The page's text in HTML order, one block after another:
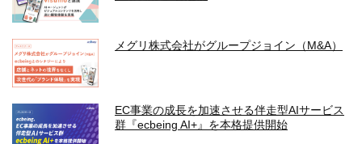
メグリ株式会社がグループジョイン（M&A）
EC事業の成長を加速させる伴走型AIサービス
群『ecbeing AI+』を本格提供開始